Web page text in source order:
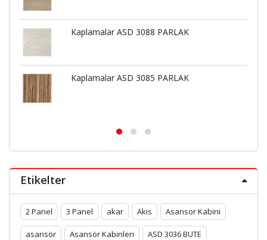
Kaplamalar ASD 3088 PARLAK
Kaplamalar ASD 3085 PARLAK
Etikelter
2 Panel 3 Panel akar Akis Asansor Kabini
asansör Asansör Kabinleri ASD 3036 BUTE